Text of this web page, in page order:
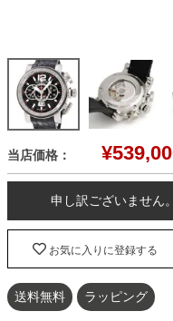
当店価格： ¥
申し訳ございません
お気に入りに登録する
送料無料 ラッピング